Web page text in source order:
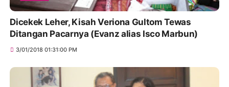
Dicekek Leher, Kisah Veriona Gultom Tewas
Ditangan Pacarnya (Evanz alias Isco Marbun)
3/01/2018 01:31:00 PM